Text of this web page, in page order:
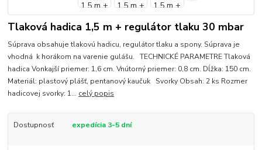
Tlaková hadica 1,5 m + regulátor tlaku 30 mbar
Súprava obsahuje tlakovú hadicu, regulátor tlaku a spony. Súprava je
vhodná k horákom na varenie gulášu. TECHNICKÉ PARAMETRE Tlaková
hadica Vonkajší priemer: 1,6 cm. Vnútorný priemer: 0,8 cm. Dĺžka: 150 cm.
Materiál: plastový plášť, pentanový kaučuk Svorky Obsah: 2 ks Rozmer
hadicovej svorky: 1... celý popis
Dostupnosť expedícia 3-5 dní